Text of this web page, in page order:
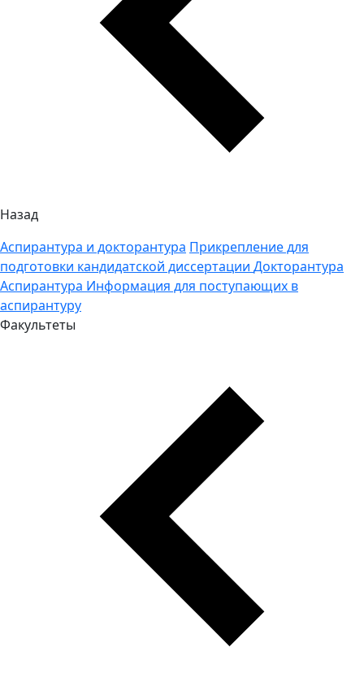
Назад
Аспирантура и докторантура Прикрепление для
подготовки кандидатской диссертации Докторантура
Аспирантура Информация для поступающих в
аспирантуру
Факультеты